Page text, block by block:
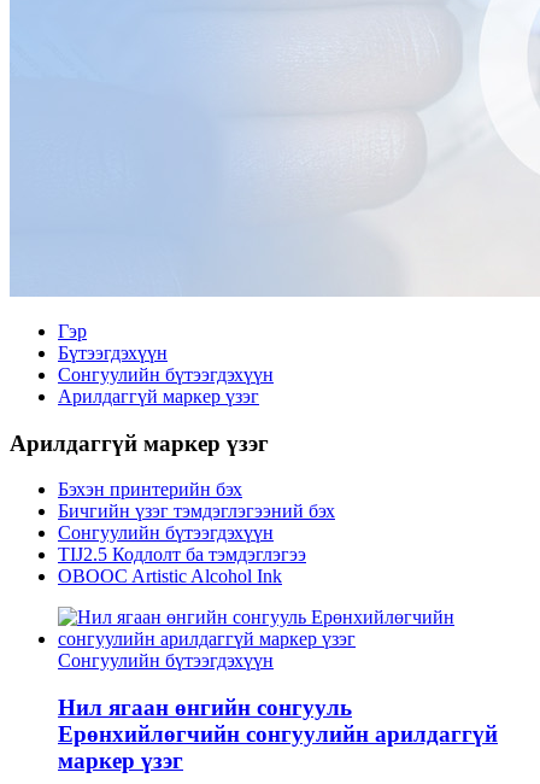
Гэр
Бүтээгдэхүүн
Сонгуулийн бүтээгдэхүүн
Арилдаггүй маркер үзэг
Арилдаггүй маркер үзэг
Бэхэн принтерийн бэх
Бичгийн үзэг тэмдэглэгээний бэх
Сонгуулийн бүтээгдэхүүн
TIJ2.5 Кодлолт ба тэмдэглэгээ
OBOOC Artistic Alcohol Ink
Сонгуулийн бүтээгдэхүүн
Нил ягаан өнгийн сонгууль
Ерөнхийлөгчийн сонгуулийн арилдаггүй
маркер үзэг